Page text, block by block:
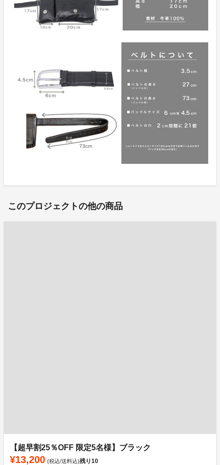
このプロジェクトの他の商品
【超早割25％OFF 限定5名様】ブラック
¥13,200 (税込/送料込)残り10